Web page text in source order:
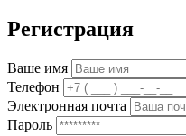
Регистрация
Ваше имя
Телефон
Электронная почта
Пароль